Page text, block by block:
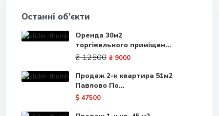
Останні об’єкти
Оренда 30м2
торгівельного приміщен...
₴ 12500 ₴ 9000
Продаж 2-к квартира 51м2
Павлово По...
$ 47500